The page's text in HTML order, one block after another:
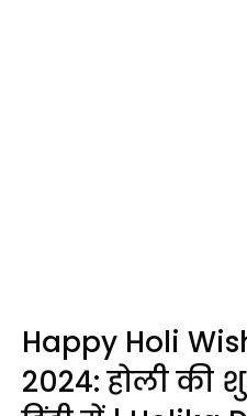
Happy Holi
2024: होली की